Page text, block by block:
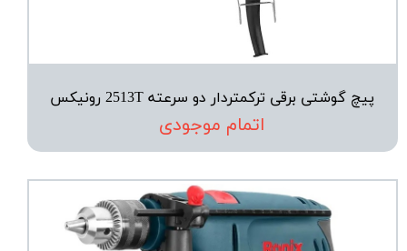
پیچ‌ گوشتی برقی ترکمتردار دو سرعته 2513T رونیکس
اتمام موجودی